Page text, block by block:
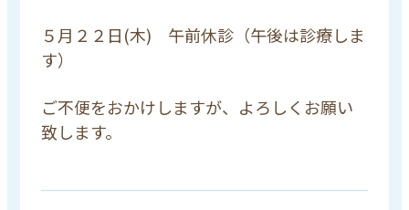
５月２２日(木) 午前休診（午後は診療しま
す）
ご不便をおかけしますが、よろしくお願い
致します。